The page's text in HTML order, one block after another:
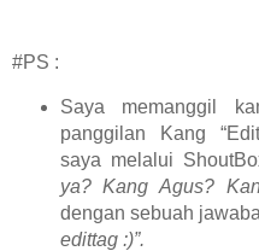
#PS :
Saya memanggil
panggilan Kang
saya melalui
ya? Kang Agus?
dengan sebuah
edittag :)”.